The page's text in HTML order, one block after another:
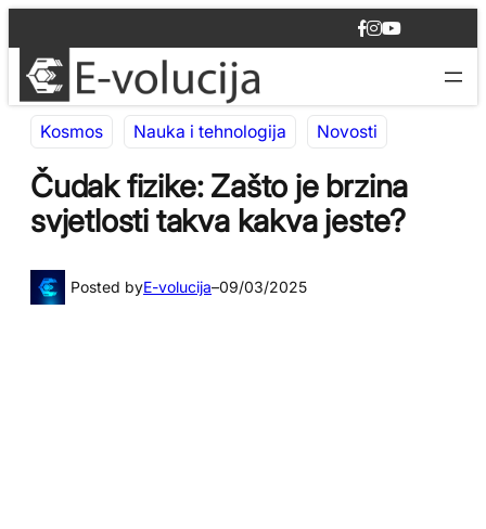
na
sadržaj
F
a
b
o
o
I
n
a
g
r
m
Y
o
u
Kosmos Nauka i tehnologija Novosti
Čudak fizike: Zašto je brzina
svjetlosti takva kakva jeste?
Posted byE-volucija–09/03/2025